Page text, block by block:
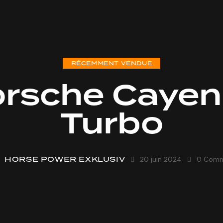
RÉCEMMENT VENDUE
Turbo
HORSE POWER EXKLUSIV 20 juin 2024 0